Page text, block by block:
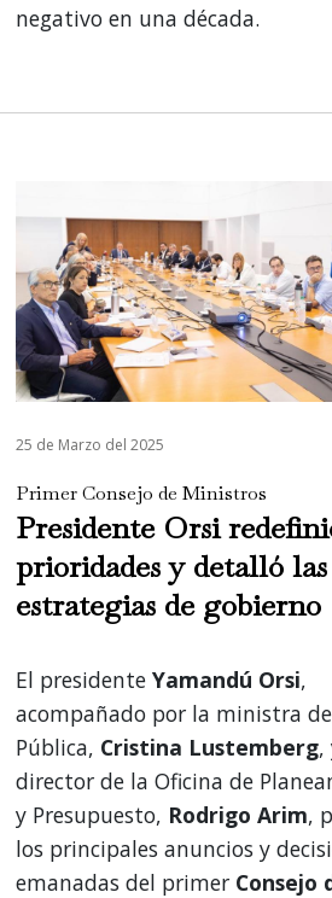
negativo en una década.
25 de Marzo del 2025
Primer Consejo de Ministros
Presidente Orsi
prioridades y detalló las
estrategias de gobierno
El presidenteYamandú Orsi,
acompañado por la ministra
Pública, Cristina Lustemberg,
director de la Oficina de
y Presupuesto, Rodrigo Arim,
los principales anuncios y
emanadas del primer Consejo